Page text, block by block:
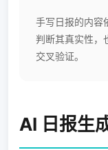
手写日报的内容
判断其真实性，
交叉验证。
AI 日报生